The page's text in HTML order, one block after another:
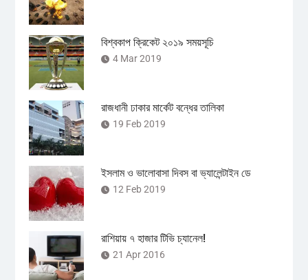
বিশ্বকাপ ক্রিকেট ২০১৯ সময়সূচি
4 Mar 2019
রাজধানী ঢাকার মার্কেট বন্ধের তালিকা
19 Feb 2019
ইসলাম ও ভালোবাসা দিবস বা ভ্যালেন্টাইন ডে
12 Feb 2019
রাশিয়ায় ৭ হাজার টিভি চ্যানেল!
21 Apr 2016